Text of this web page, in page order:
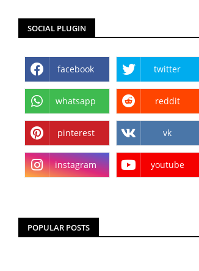
SOCIAL PLUGIN
facebook twitter
whatsapp reddit
pinterest vk
instagram youtube
POPULAR POSTS